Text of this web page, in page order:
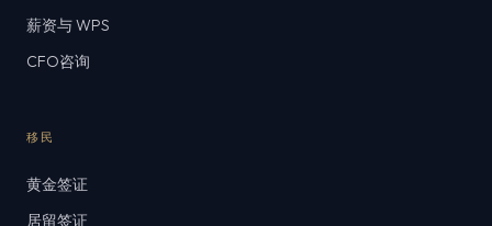
薪资与 WPS
CFO咨询
移民
黄金签证
居留签证